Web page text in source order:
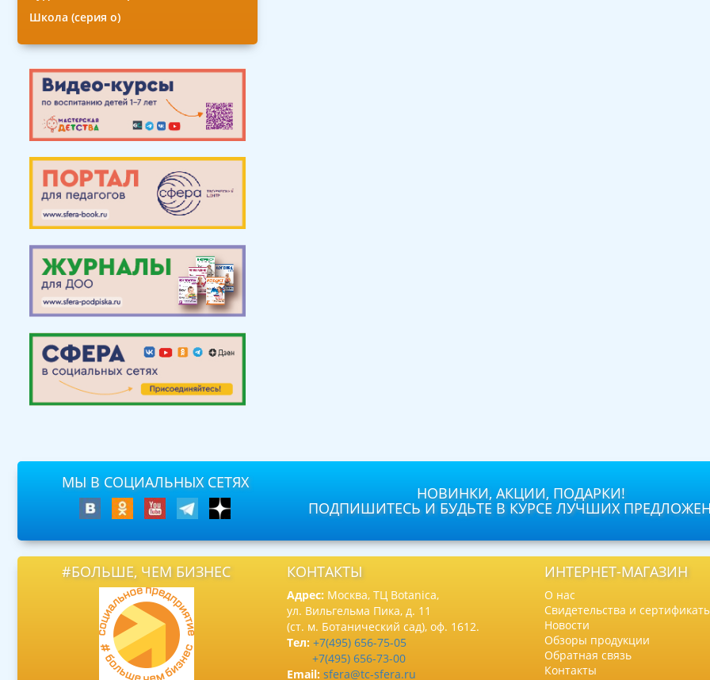
Школа (серия о)
МЫ В СОЦИАЛЬНЫХ СЕТЯХ
НОВИНКИ, АКЦИИ, ПОДАРКИ!
ПОДПИШИТЕСЬ И БУДЬТЕ В КУРСЕ ЛУЧШИХ
#БОЛЬШЕ, ЧЕМ БИЗНЕС КОНТАКТЫ
Адрес: Москва, ТЦ Botanica,
ул. Вильгельма Пика, д. 11
(ст. м. Ботанический сад), оф. 1612.
Тел: +7(495) 656-75-05
+7(495) 656-73-00
Email: sfera@tc-sfera.ru
ИНТЕРНЕТ-МАГАЗИН
О нас
Свидетельства и
Новости
Обзоры продукции
Обратная связь
Контакты